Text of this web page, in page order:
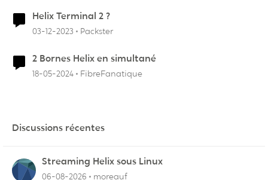
Helix Terminal 2 ?
03-12-2023 Packster
2 Bornes Helix en simultané
18-05-2024 FibreFanatique
Discussions récentes
Streaming Helix sous Linux
06-08-2026 moreauf